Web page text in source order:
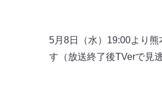
5月8日（水）19:00より
す（放送終了後TVerで見